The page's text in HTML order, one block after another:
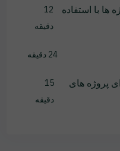
با استفاده
12
دقیقه
24 دقیقه
پروژه های
15
دقیقه